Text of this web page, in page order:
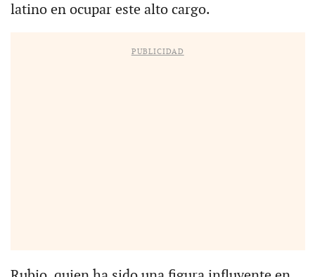
latino en ocupar este alto cargo.
PUBLICIDAD